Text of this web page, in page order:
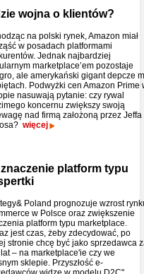
wojna o klientów?
na polski rynek, Amazon miał
w posadach platformami
Jednak najbardziej
marketplace’em pozostaje
ale amerykański gigant depcze
Podwyżki cen Amazon Prime
nasuwają pytanie: czy rywal
koncernu zwiększy swoją
nad firmą założoną przez Jeffa
więcej
platform typu
Poland prognozuje wzrost
w Polsce oraz zwiększenie
platform typu marketplace.
jest czas, żeby zdecydować, po
stronie chcę być jako sprzedawca
– na marketplace'ie czy we
sklepie. Przyszłość e-